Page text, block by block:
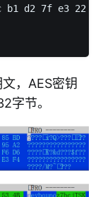
b1 d2 7f e3
，AES密钥
字节。